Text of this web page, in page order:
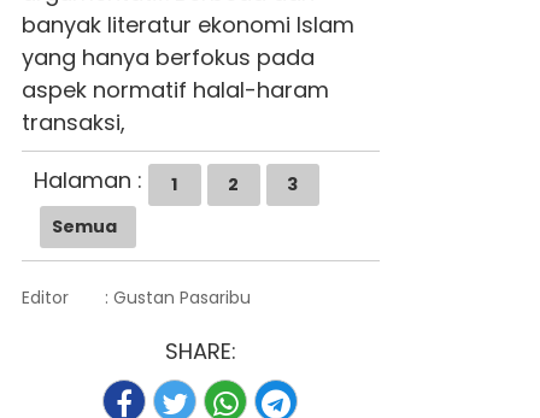
banyak literatur ekonomi Islam
yang hanya berfokus pada
aspek normatif halal-haram
transaksi,
Halaman :
1 2
3
Semua
Editor : Gustan Pasaribu
SHARE: